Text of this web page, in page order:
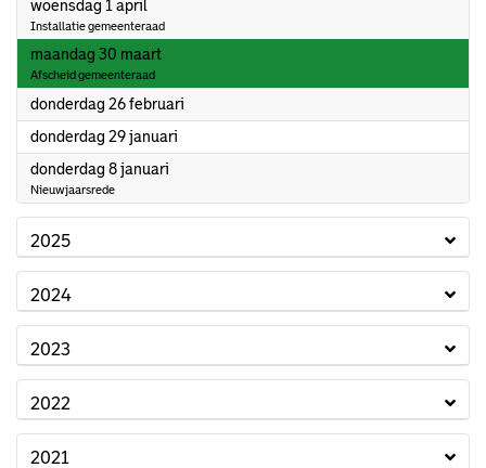
woensdag 1 april
Installatie gemeenteraad
maandag 30 maart2026
Afscheid gemeenteraad
donderdag 26 februari
donderdag 29 januari
donderdag 8 januari
Nieuwjaarsrede
2025
2024
2023
2022
2021